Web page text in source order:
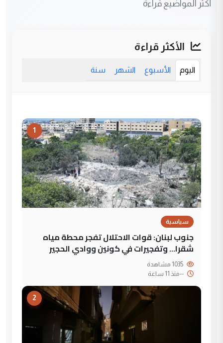
أكثر المواضيع قراءة
الأكثر قراءة
اليوم الأسبوع الشهر سنة
1
سياسية
جنوب لبنان: قوات الاحتلال تفجر محطة مياه
شقرا… وتفجيرات في كونين ووادي الحجير
--منذ 11 ساعة
2